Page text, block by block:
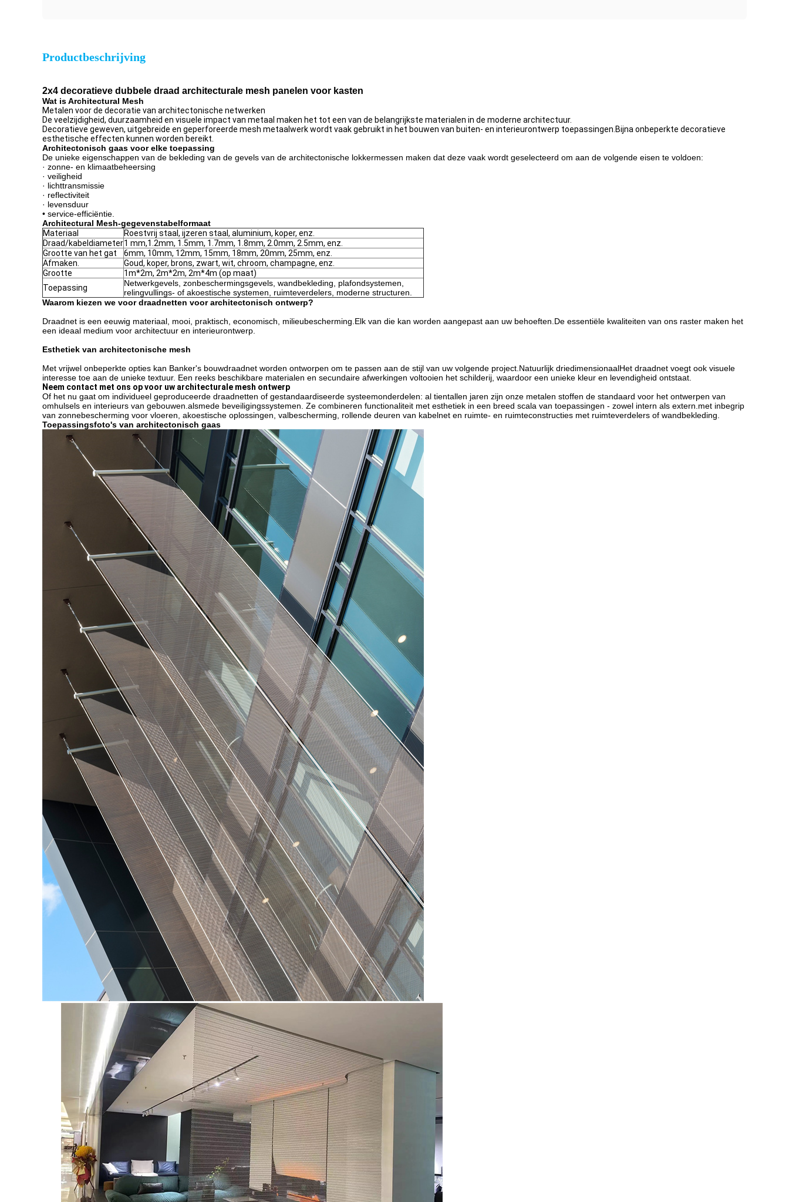
Productbeschrijving
2x4 decoratieve dubbele draad architecturale mesh panelen voor kasten
Wat is Architectural Mesh
Metalen voor de decoratie van architectonische netwerken
De veelzijdigheid, duurzaamheid en visuele impact van metaal maken het tot een van de belangrijkste materialen in de moderne architectuur.
Decoratieve geweven, uitgebreide en geperforeerde mesh metaalwerk wordt vaak gebruikt in het bouwen van buiten- en interieurontwerp toepassingen.Bijna onbeperkte decoratieve
esthetische effecten kunnen worden bereikt.
Architectonisch gaas voor elke toepassing
De unieke eigenschappen van de bekleding van de gevels van de architectonische lokkermessen maken dat deze vaak wordt geselecteerd om aan de volgende eisen te voldoen:
· zonne- en klimaatbeheersing
· veiligheid
· lichttransmissie
· reflectiviteit
· levensduur
• service-efficiëntie.
Architectural Mesh-gegevenstabelformaat
Materiaal
Roestvrij staal, ijzeren staal, aluminium, koper, enz.
Draad/kabeldiameter1 mm,1.2mm, 1.5mm, 1.7mm, 1.8mm, 2.0mm, 2.5mm, enz.
Grootte van het gat
6mm, 10mm, 12mm, 15mm, 18mm, 20mm, 25mm, enz.
Afmaken.
Goud, koper, brons, zwart, wit, chroom, champagne, enz.
Grootte
1m*2m, 2m*2m, 2m*4m (op maat)
Toepassing
Netwerkgevels, zonbeschermingsgevels, wandbekleding, plafondsystemen,
relingvullings- of akoestische systemen, ruimteverdelers, moderne structuren.
Waarom kiezen we voor draadnetten voor architectonisch ontwerp?
Draadnet is een eeuwig materiaal, mooi, praktisch, economisch, milieubescherming.Elk van die kan worden aangepast aan uw behoeften.De essentiële kwaliteiten van ons raster maken het
een ideaal medium voor architectuur en interieurontwerp.
Esthetiek van architectonische mesh
Met vrijwel onbeperkte opties kan Banker's bouwdraadnet worden ontworpen om te passen aan de stijl van uw volgende project.Natuurlijk driedimensionaalHet draadnet voegt ook visuele
interesse toe aan de unieke textuur. Een reeks beschikbare materialen en secundaire afwerkingen voltooien het schilderij, waardoor een unieke kleur en levendigheid ontstaat.
Neem contact met ons op voor uw architecturale mesh ontwerp
Of het nu gaat om individueel geproduceerde draadnetten of gestandaardiseerde systeemonderdelen: al tientallen jaren zijn onze metalen stoffen de standaard voor het ontwerpen van
omhulsels en interieurs van gebouwen.alsmede beveiligingssystemen. Ze combineren functionaliteit met esthetiek in een breed scala van toepassingen - zowel intern als extern.met inbegrip
van zonnebescherming voor vloeren, akoestische oplossingen, valbescherming, rollende deuren van kabelnet en ruimte- en ruimteconstructies met ruimteverdelers of wandbekleding.
Toepassingsfoto's van architectonisch gaas